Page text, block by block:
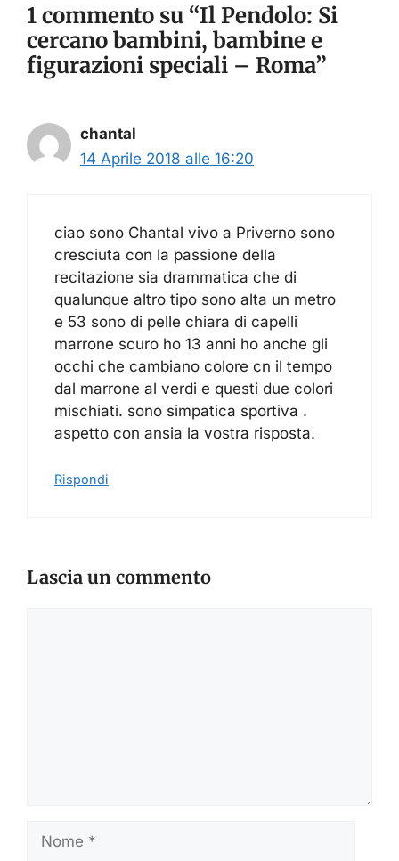
1 commento su “Il Pendolo: Si
cercano bambini, bambine e
figurazioni speciali – Roma”
chantal
14 Aprile 2018 alle 16:20
ciao sono Chantal vivo a Priverno sono
cresciuta con la passione della
recitazione sia drammatica che di
qualunque altro tipo sono alta un metro
e 53 sono di pelle chiara di capelli
marrone scuro ho 13 anni ho anche gli
occhi che cambiano colore cn il tempo
dal marrone al verdi e questi due colori
mischiati. sono simpatica sportiva .
aspetto con ansia la vostra risposta.
Rispondi
Lascia un commento
Nome